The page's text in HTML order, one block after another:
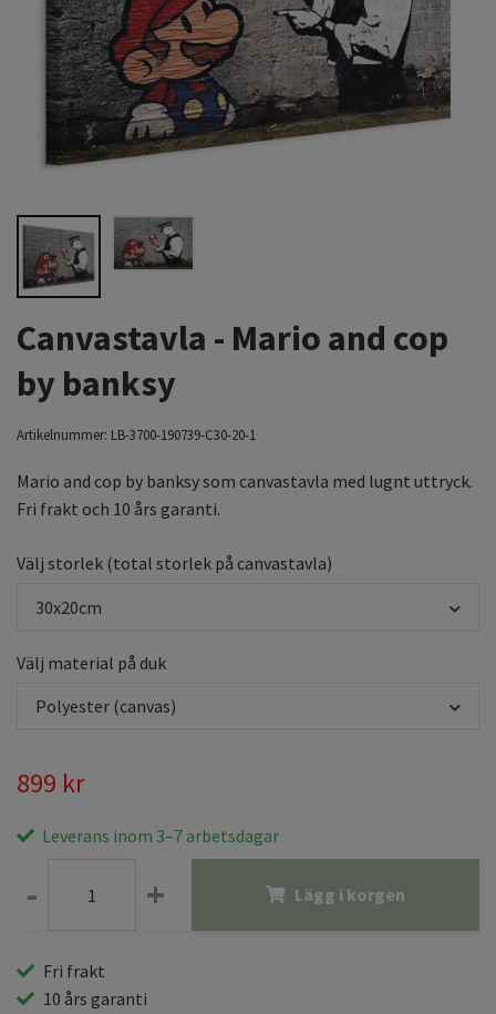
Canvastavla - Mario and cop
by banksy
Artikelnummer: LB-3700-190739-C30-20-1
Mario and cop by banksy som canvastavla med lugnt uttryck.
Fri frakt och 10 års garanti.
Välj storlek (total storlek på canvastavla)
30x20cm
Välj material på duk
Polyester (canvas)
899 kr
Leverans inom 3–7 arbetsdagar
- + Lägg i korgen
Fri frakt
10 års garanti